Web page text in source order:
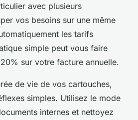
avec plusieurs
vos besoins sur une même
les tarifs
simple peut vous faire
sur votre facture annuelle.
de vie de vos cartouches,
simples. Utilisez le mode
internes et nettoyez